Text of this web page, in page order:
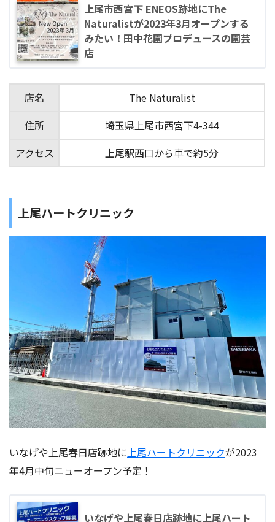
上尾市西宮下 ENEOS跡地にThe
Naturalistが2023年3月オープンする
みたい！田中花園プロデュースの園芸
店
店名
The Naturalist
住所
埼玉県上尾市西宮下4-344
アクセス
上尾駅西口から車で約5分
上尾ハートクリニック
いなげや上尾春日店跡地に上尾ハートクリニックが2023
年4月中旬ニューオープン予定！
いなげや上尾春日店跡地に上尾ハート